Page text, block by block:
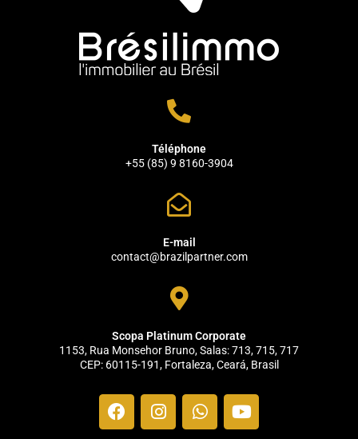
Téléphone
+55 (85) 9 8160-3904
E-mail
contact@brazilpartner.com
Scopa Platinum Corporate
1153, Rua Monsehor Bruno, Salas: 713, 715, 717
CEP: 60115-191, Fortaleza, Ceará, Brasil